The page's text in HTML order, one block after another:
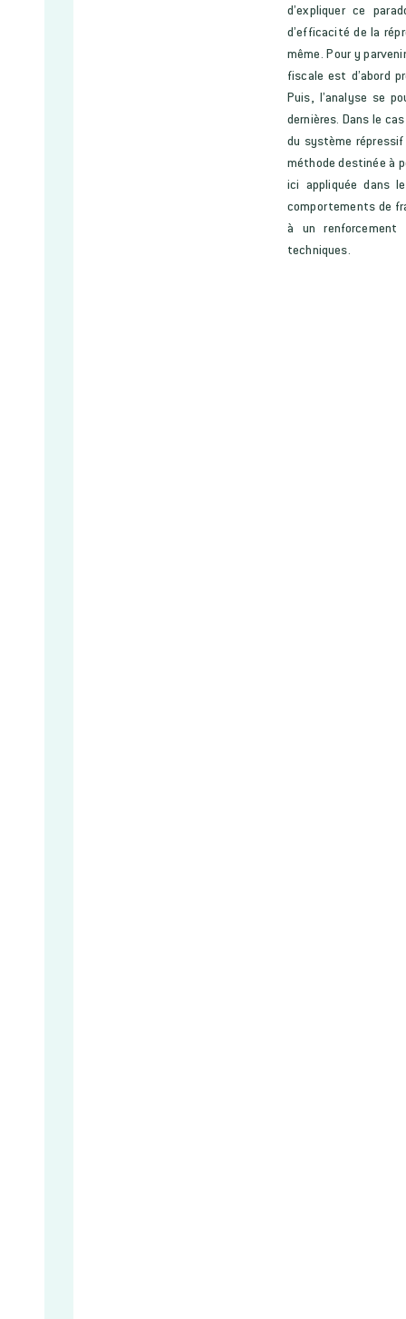
d’expliquer ce
d’efficacité de la
même. Pour y
fiscale est d’abord
Puis, l’analyse se
dernières. Dans le
du système répressif
méthode destinée à
ici appliquée dans
comportements de
à un renforcement
techniques.